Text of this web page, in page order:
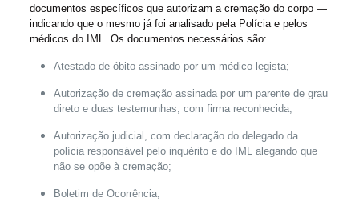
documentos específicos que autorizam a cremação do corpo —
indicando que o mesmo já foi analisado pela Polícia e pelos
médicos do IML. Os documentos necessários são:
Atestado de óbito assinado por um médico legista;
Autorização de cremação assinada por um parente de grau
direto e duas testemunhas, com firma reconhecida;
Autorização judicial, com declaração do delegado da
polícia responsável pelo inquérito e do IML alegando que
não se opõe à cremação;
Boletim de Ocorrência;